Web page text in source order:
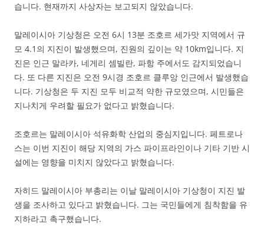
습니다. 현재까지 사상자는 보고되지 않았습니다.
말레이시아 기상청은 오전 6시 13분 조호르 세가맛 지역에서 규
모 4.1의 지진이 발생했으며, 진원의 깊이는 약 10km입니다. 지
진은 인근 말라카, 네게리 셈빌란, 파항 주에서도 감지되었습니
다. 또 다른 지진은 오전 9시경 조호르 클루앙 인근에서 발생했습
니다. 기상청은 두 지진 모두 비교적 약한 규모였으며, 시민들은
지나치게 우려할 필요가 없다고 밝혔습니다.
조호르는 말레이시아 석유화학 산업의 중심지입니다. 페트로나
스는 이번 지진이 해당 지역의 가스 파이프라인이나 기타 기반 시
설에는 영향을 미치지 않았다고 밝혔습니다.
자히드 말레이시아 부총리는 이날 말레이시아 기상청이 지진 발
생을 조사하고 있다고 밝혔습니다. 그는 국민들에게 침착함을 유
지하라고 촉구했습니다.